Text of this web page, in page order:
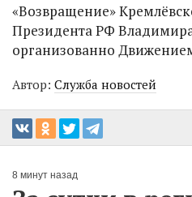
«Возвращение»
Президента РФ
организованно
Автор: Служба новостей
8 минут назад